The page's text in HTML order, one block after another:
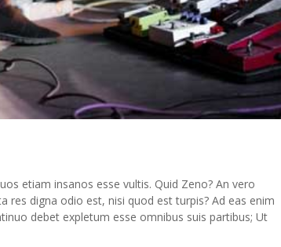
etiam insanos esse vultis. Quid Zeno? An vero
res digna odio est, nisi quod est turpis? Ad eas enim
debet expletum esse omnibus suis partibus; Ut